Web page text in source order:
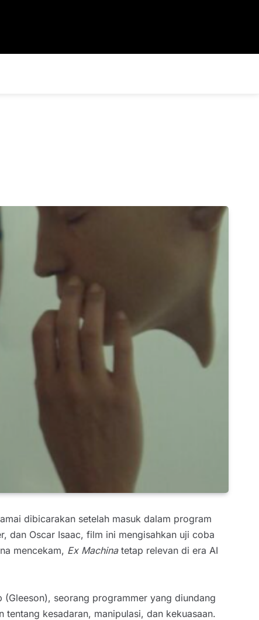
dibicarakan setelah masuk dalam program
dan Oscar Isaac, film ini mengisahkan uji coba
mencekam, Ex Machinatetap relevan di era AI
seorang programmer yang diundang
kesadaran, manipulasi, dan kekuasaan.